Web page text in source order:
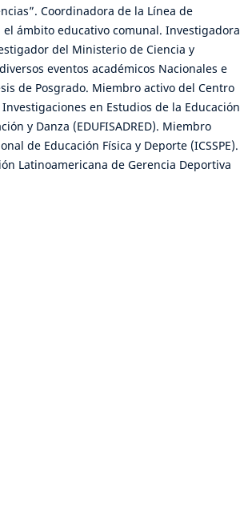
Coordinadora de la Línea de
el ámbito educativo comunal. Investigadora
del Ministerio de Ciencia y
eventos académicos Nacionales e
de Posgrado. Miembro activo del Centro
en Estudios de la Educación
y Danza (EDUFISADRED). Miembro
de Educación Física y Deporte (ICSSPE).
Latinoamericana de Gerencia Deportiva